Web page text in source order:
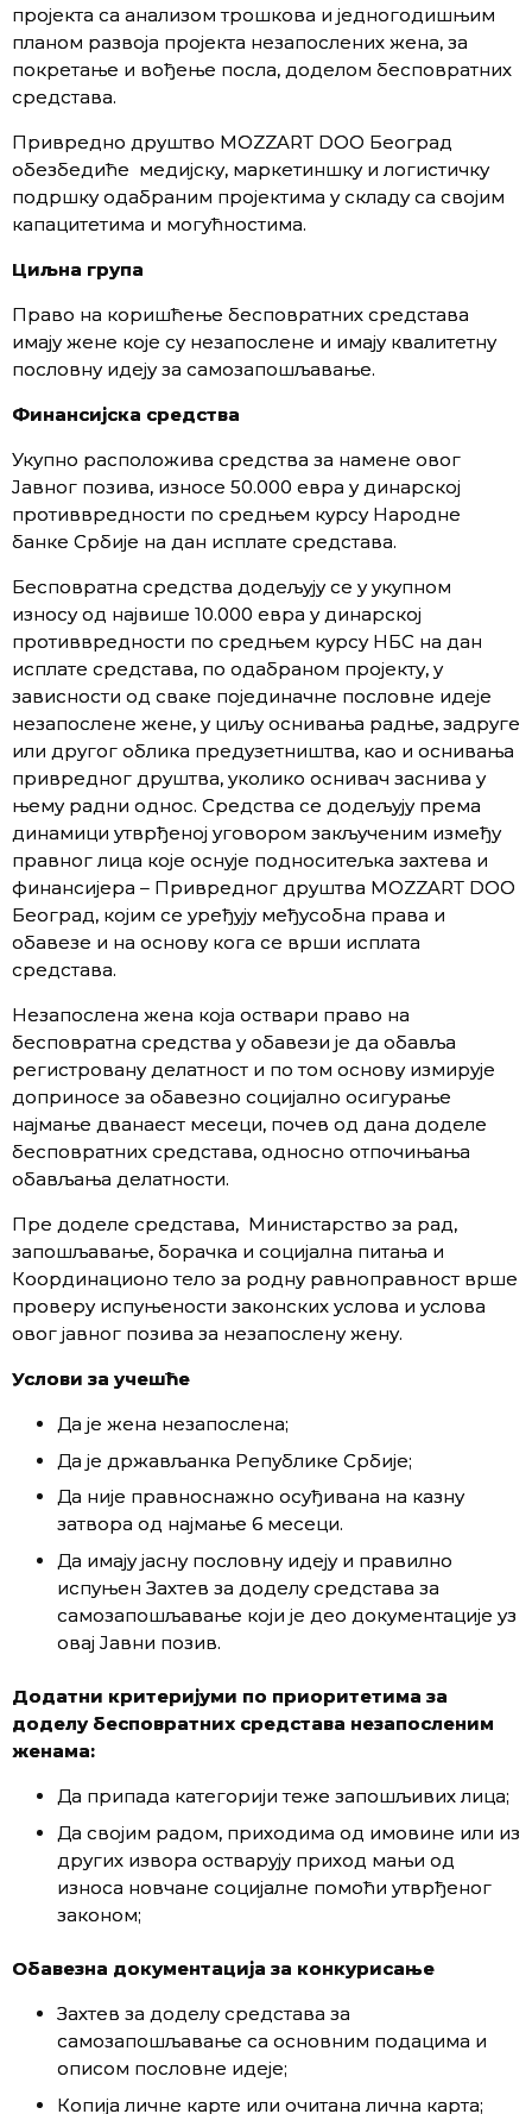
пројекта са анализом трошкова и једногодишњим
планом развоја пројекта незапослених жена, за
покретање и вођење посла, доделом бесповратних
средстава.
Привредно друштво MOZZART DOO Београд
обезбедиће медијску, маркетиншку и логистичку
подршку одабраним пројектима у складу са својим
капацитетима и могућностима.
Циљна група
Право на коришћење бесповратних средстава
имају жене које су незапослене и имају квалитетну
пословну идеју за самозапошљавање.
Финансијска средства
Укупно расположива средства за намене овог
Јавног позива, износе 50.000 евра у динарској
противвредности по средњем курсу Народне
банке Србије на дан исплате средстава.
Бесповратна средства додељују се у укупном
износу од највише 10.000 евра у динарској
противвредности по средњем курсу НБС на дан
исплате средстава, по одабраном пројекту, у
зависности од сваке појединачне пословне идеје
незапослене жене, у циљу оснивања радње, задруге
или другог облика предузетништва, као и оснивања
привредног друштва, уколико оснивач заснива у
њему радни однос. Средства се додељују према
динамици утврђеној уговором закљученим између
правног лица које оснује подноситељка захтева и
финансијера – Привредног друштва MOZZART DOO
Београд, којим се уређују међусобна права и
обавезе и на основу кога се врши исплата
средстава.
Незапослена жена која оствари право на
бесповратна средства у обавези је да обавља
регистровану делатност и по том основу измирује
доприносе за обавезно социјално осигурање
најмање дванаест месеци, почев од дана доделе
бесповратних средстава, односно отпочињања
обављања делатности.
Пре доделе средстава, Министарство за рад,
запошљавање, борачка и социјална питања и
Координационо тело за родну равноправност врше
проверу испуњености законских услова и услова
овог јавног позива за незапослену жену.
Услови за учешће
Да је жена незапослена;
Да је држављанка Републике Србије;
Да није правноснажно осуђивана на казну
затвора од најмање 6 месеци.
Да имају јасну пословну идеју и правилно
испуњен Захтев за доделу средстава за
самозапошљавање који је део документације уз
овај Јавни позив.
Додатни критеријуми по приоритетима за
доделу бесповратних средстава незапосленим
женама:
Да припада категорији теже запошљивих лица;
Да својим радом, приходима од имовине или из
других извора остварују приход мањи од
износа новчане социјалне помоћи утврђеног
законом;
Обавезна документација за конкурисање
Захтев за доделу средстава за
самозапошљавање са основним подацима и
описом пословне идеје;
Копија личне карте или очитана лична карта;